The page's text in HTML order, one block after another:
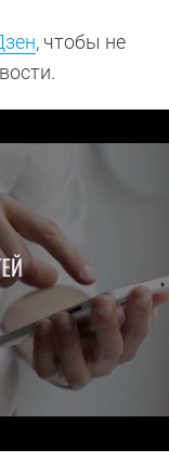
, чтобы не